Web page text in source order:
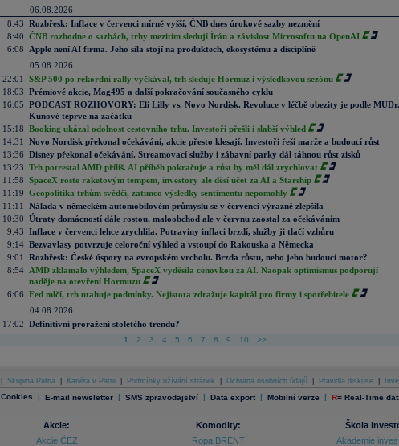
06.08.2026
8:43 Rozbřesk: Inflace v červenci mírně vyšší, ČNB dnes úrokové sazby nezmění
8:40 ČNB rozhodne o sazbách, trhy mezitím sledují Írán a závislost Microsoftu na OpenAI
6:08
Apple není AI firma. Jeho síla stojí na produktech, ekosystému a disciplíně
05.08.2026
22:01
S&P 500 po rekordní rally vyčkával, trh sleduje Hormuz i výsledkovou sezónu
18:03 Prémiové akcie, Mag495 a další pokračování současného cyklu
16:05 PODCAST ROZHOVORY: Eli Lilly vs. Novo Nordisk. Revoluce v léčbě obezity je podle MUDr.
Kunové teprve na začátku
15:18 Booking ukázal odolnost cestovního trhu. Investoři přešli i slabší výhled
14:31
Novo Nordisk překonal očekávání, akcie přesto klesají. Investoři řeší marže a budoucí růst
13:36 Disney překonal očekávání. Streamovací služby i zábavní parky dál táhnou růst zisků
13:23 Trh potrestal AMD příliš. AI příběh pokračuje a růst by měl dál zrychlovat
11:58 SpaceX roste raketovým tempem, investory ale děsí účet za AI a Starship
11:19 Geopolitika trhům svědčí, zatímco výsledky sentimentu nepomohly
11:11
Nálada v německém automobilovém průmyslu se v červenci výrazně zlepšila
10:30 Útraty domácností dále rostou, maloobchod ale v červnu zaostal za očekáváním
9:43 Inflace v červenci lehce zrychlila. Potraviny inflaci brzdí, služby ji tlačí vzhůru
9:14 Bezvavlasy potvrzuje celoroční výhled a vstoupí do Rakouska a Německa
9:01
Rozbřesk: České úspory na evropském vrcholu. Brzda růstu, nebo jeho budoucí motor?
8:54
AMD zklamalo výhledem, SpaceX vyděsila cenovkou za AI. Naopak optimismus podporují
naděje na otevření Hormuzu
6:06 Fed mlčí, trh utahuje podmínky. Nejistota zdražuje kapitál pro firmy i spotřebitele
04.08.2026
17:02 Definitivní proražení stoletého trendu?
1 2 3 4 5 6 7 8 9 10 >>
Skupina Patria Kariéra v Patrii Podmínky užívání stránek Ochrana osobních údajů Pravidla diskuse
Cookies | E-mail newsletter | SMS zpravodajství | Data export | Mobilní verze | R= Real-Time
Akcie:
Akcie ČEZ
Komodity:
Ropa BRENT
Škola
Akademie